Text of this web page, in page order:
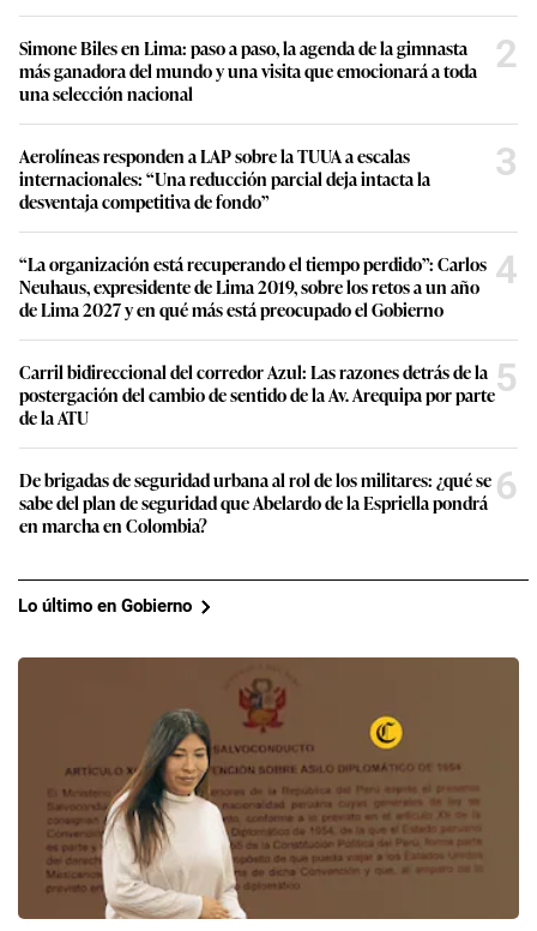
Simone Biles en Lima: paso a paso, la agenda de la gimnasta
más ganadora del mundo y una visita que emocionará a toda
una selección nacional
2
Aerolíneas responden a LAP sobre la TUUA a escalas
internacionales: “Una reducción parcial deja intacta la
desventaja competitiva de fondo”
3
“La organización está recuperando el tiempo perdido”: Carlos
Neuhaus, expresidente de Lima 2019, sobre los retos a un año
de Lima 2027 y en qué más está preocupado el Gobierno
4
Carril bidireccional del corredor Azul: Las razones detrás de la
postergación del cambio de sentido de la Av. Arequipa por parte
de la ATU
5
De brigadas de seguridad urbana al rol de los militares: ¿qué se
sabe del plan de seguridad que Abelardo de la Espriella pondrá
en marcha en Colombia?
6
Lo último en Gobierno